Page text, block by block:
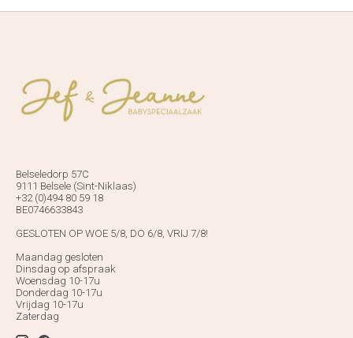
Belseledorp 57C
9111 Belsele (Sint-Niklaas)
+32 (0)494 80 59 18
BE0746633843
GESLOTEN OP WOE 5/8, DO 6/8, VRIJ 7/8!
Maandag gesloten
Dinsdag op afspraak
Woensdag 10-17u
Donderdag 10-17u
Vrijdag 10-17u
Zaterdag